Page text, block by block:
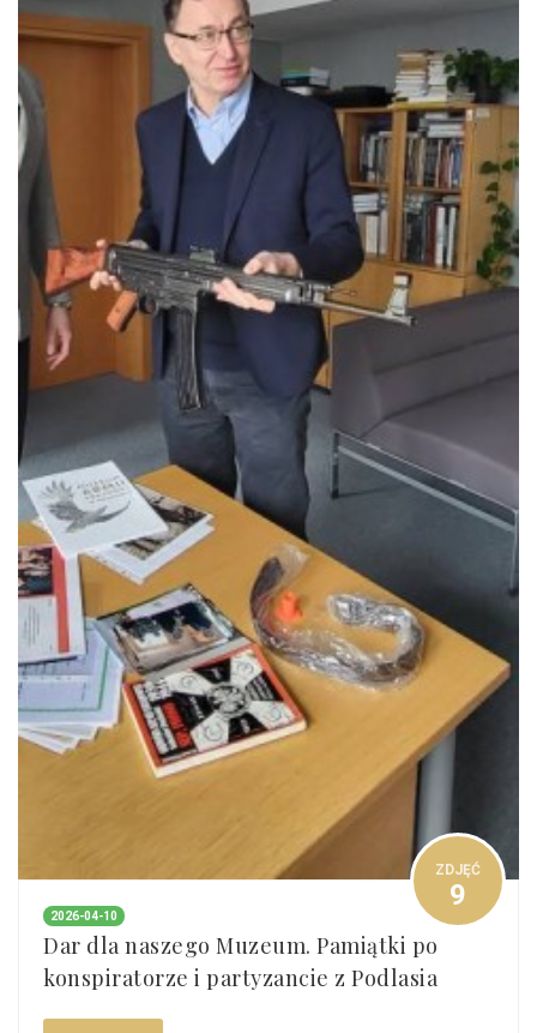
ZDJĘĆ
9
2026-04-10
Dar dla naszego Muzeum. Pamiątki po
konspiratorze i partyzancie z Podlasia